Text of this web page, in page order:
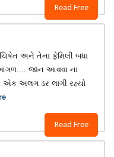
Read Free
Read Free
અને તેના ફેમિલી બધા
જાન આવવા ના
એક અલગ ડર લાગી રહ્યો